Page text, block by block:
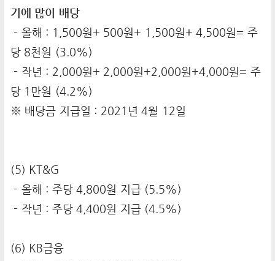
기에 많이 배당
- 올해 : 1,500원+ 500원+ 1,500원+ 4,500원= 주
당 8천원 (3.0%)
- 작년 : 2,000원+ 2,000원+2,000원+4,000원= 주
당 1만원 (4.2%)
※ 배당금 지급일 : 2021년 4월 12일
(5) KT&G
- 올해 : 주당 4,800원 지급 (5.5%)
- 작년 : 주당 4,400원 지급 (4.5%)
(6) KB금융